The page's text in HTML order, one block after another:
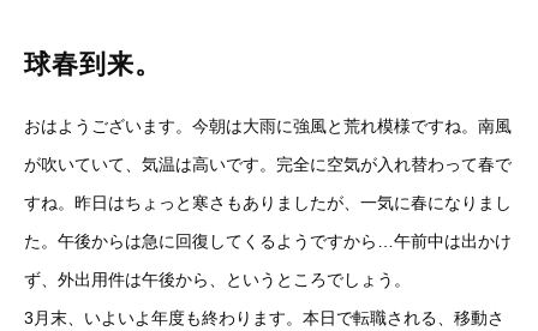
球春到来。
おはようございます。今朝は大雨に強風と荒れ模様ですね。南風
が吹いていて、気温は高いです。完全に空気が入れ替わって春で
すね。昨日はちょっと寒さもありましたが、一気に春になりまし
た。午後からは急に回復してくるようですから…午前中は出かけ
ず、外出用件は午後から、というところでしょう。
3月末、いよいよ年度も終わります。本日で転職される、移動さ